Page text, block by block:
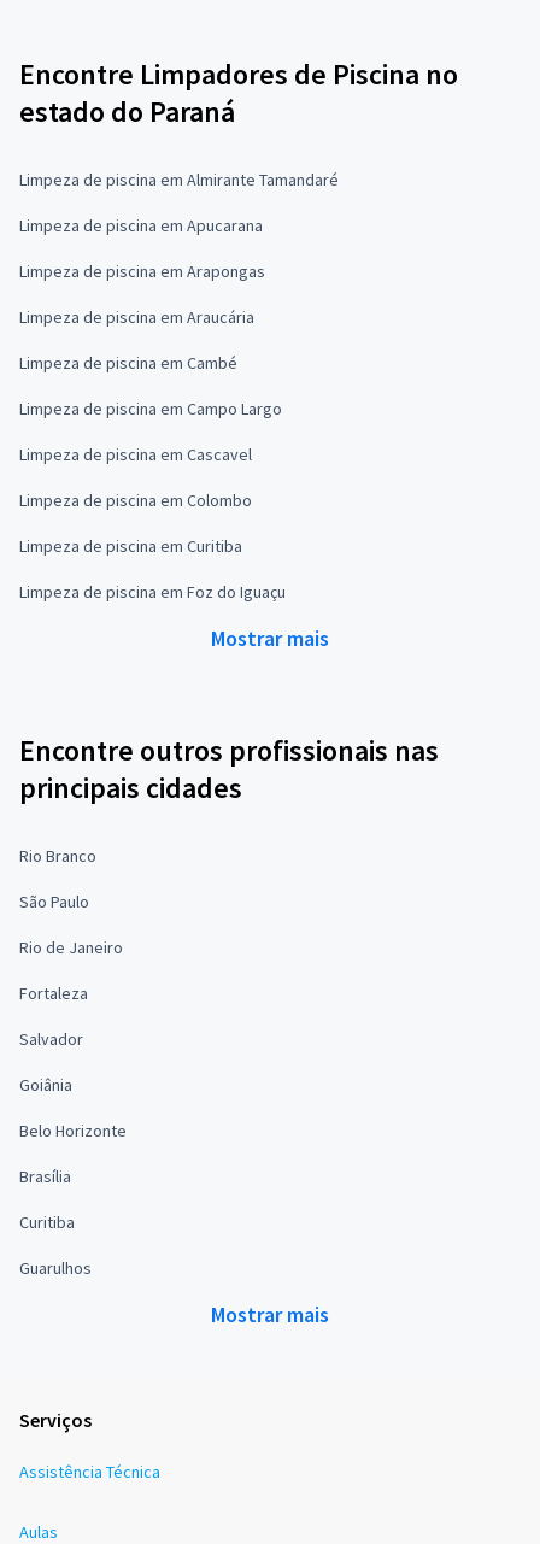
Encontre Limpadores de Piscina no
estado do Paraná
Limpeza de piscina em Almirante Tamandaré
Limpeza de piscina em Apucarana
Limpeza de piscina em Arapongas
Limpeza de piscina em Araucária
Limpeza de piscina em Cambé
Limpeza de piscina em Campo Largo
Limpeza de piscina em Cascavel
Limpeza de piscina em Colombo
Limpeza de piscina em Curitiba
Limpeza de piscina em Foz do Iguaçu
Mostrar mais
Encontre outros profissionais nas
principais cidades
Rio Branco
São Paulo
Rio de Janeiro
Fortaleza
Salvador
Goiânia
Belo Horizonte
Brasília
Curitiba
Guarulhos
Mostrar mais
Serviços
Assistência Técnica
Aulas